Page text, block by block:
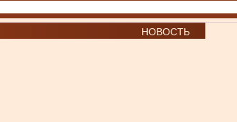
НОВОСТЬ